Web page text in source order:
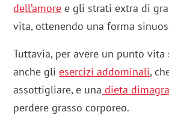
dell’amore e gli strati extra di
vita, ottenendo una forma
Tuttavia, per avere un punto
anche gliesercizi addominali,
assottigliare, e una dieta
perdere grasso corporeo.